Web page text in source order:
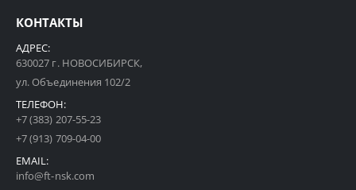
КОНТАКТЫ
АДРЕС:
630027 г. НОВОСИБИРСК,
ул. Объединения 102/2
ТЕЛЕФОН:
+7 (383) 207-55-23
+7 (913) 709-04-00
EMAIL:
info@ft-nsk.com